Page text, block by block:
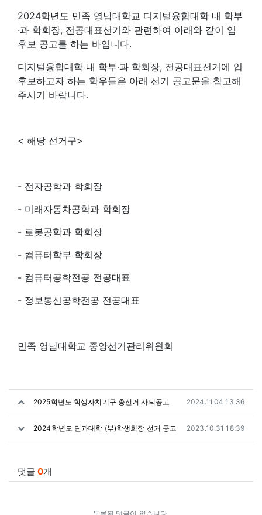
2024학년도 민족 영남대학교 디지털융합대학 내 학부
·과 학회장, 전공대표선거와 관련하여 아래와 같이 입
후보 공고를 하는 바입니다.
디지털융합대학 내 학부·과 학회장, 전공대표선거에 입
후보하고자 하는 학우들은 아래 선거 공고문을 참고해
주시기 바랍니다.
< 해당 선거구>
- 전자공학과 학회장
- 미래자동차공학과 학회장
- 로봇공학과 학회장
- 컴퓨터학부 학회장
- 컴퓨터공학전공 전공대표
- 정보통신공학전공 전공대표
민족 영남대학교 중앙선거관리위원회
관련자료
2025학년도 학생자치기구 총선거 사퇴공고 작성일
2024.11.04 13:36
2024학년도 단과대학 (부)학생회장 선거 공고 작성일
2023.10.31 18:39
댓글 0개